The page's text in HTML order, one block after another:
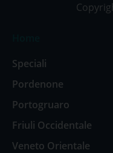
Speciali
Pordenone
Portogruaro
Friuli Occidentale
Veneto Orientale